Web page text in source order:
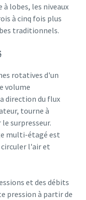
lobes, les niveaux
à cinq fois plus
traditionnels.
rotatives d'un
volume
direction du flux
tourne à
surpresseur.
multi-étagé est
l'air et
et des débits
pression à partir de